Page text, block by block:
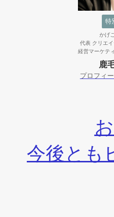
特
かげ
代表 クリエ
経営マーケテ
鹿
プロフィ
今後とも